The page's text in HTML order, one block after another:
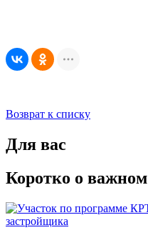
Возврат к списку
Для вас
Коротко о важном